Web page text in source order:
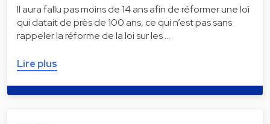
Il aura fallu pas moins de 14 ans afin de réformer une loi
qui datait de près de 100 ans, ce qui n’est pas sans
rappeler la réforme de la loi sur les …
Lire plus